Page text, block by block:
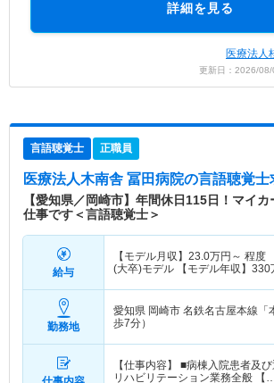
詳細を見る
医療法人
更新日：2026/
言語聴覚士 正職員
医療法人木南舎 冨田病院の言語聴覚士
【愛知県／岡崎市】年間休日115日！マイ
仕事です＜言語聴覚士＞
給与
【モデル月収】 23.0万円～ 程度
(大卒)モデル 【モデル年収】 330
勤務地
愛知県 岡崎市 名鉄名古屋本線「
歩7分）
【仕事内容】 ■病棟入院患者及
リハビリテーション業務全般 【